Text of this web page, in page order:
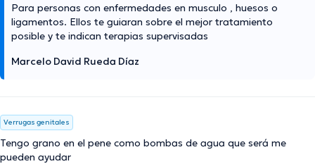
Para personas con enfermedades en musculo , huesos o
ligamentos. Ellos te guiaran sobre el mejor tratamiento
posible y te indican terapias supervisadas
Marcelo David Rueda Díaz
Verrugas genitales
Tengo grano en el pene como bombas de agua que será me
pueden ayudar